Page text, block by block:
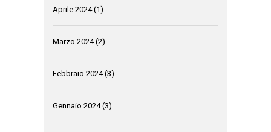
Aprile 2024(1)
Marzo 2024(2)
Febbraio 2024(3)
Gennaio 2024(3)